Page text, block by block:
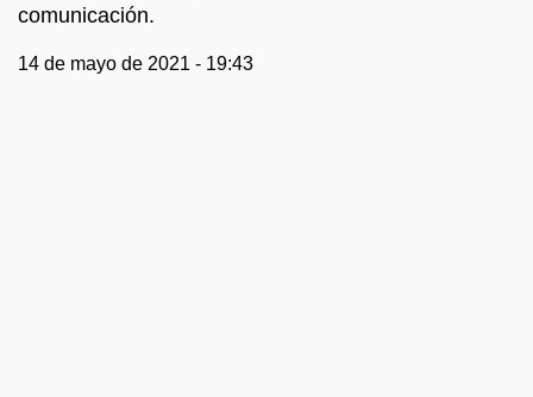
comunicación.
14 de mayo de 2021 - 19:43